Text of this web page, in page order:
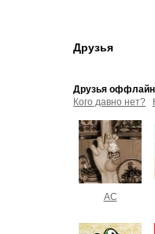
Друзья
Друзья оффлайн
Кого давно нет?
AC